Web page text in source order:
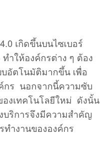
กิดขึ้นบนไซเบอร์
ทําให้องค์กรต่าง ๆ ต้อง
อัตโนมัติมากขึ้น เพื่อ
กร นอกจากนี้ความซับ
งเทคโนโลยีใหม่ ดังนั้น
บริการจึงมีความสําคัญ
างานขององค์กร